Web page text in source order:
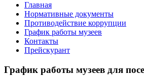
Главная
Нормативные документы
Противодействие коррупции
График работы музеев
Контакты
Прейскурант
График работы музеев для